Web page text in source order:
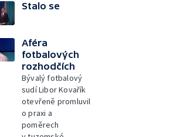
Stalo se
Aféra
fotbalových
rozhodčích
Bývalý fotbalový
sudí Libor Kovařík
otevřeně promluvil
o praxi a
poměrech